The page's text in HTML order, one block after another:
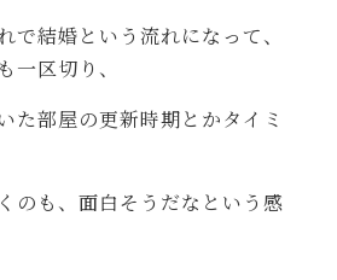
で結婚という流れになって、
一区切り、
た部屋の更新時期とかタイミ
のも、面白そうだなという感